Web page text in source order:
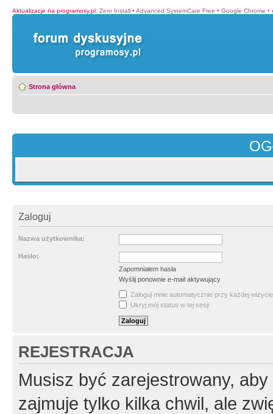
Aktualizacje na programosy.pl: Zero Install • Advanced SystemCare Free • Google Chrome •
Strona główna
Zaloguj
Nazwa użytkownika:
Hasło:
Zapomniałem hasła
Wyślij ponownie e-mail aktywujący
Zaloguj mnie automatycznie przy każdej wizycie
Ukryj mój status w tej sesji
REJESTRACJA
Musisz być zarejestrowany,
zajmuje tylko kilka chwil, ale